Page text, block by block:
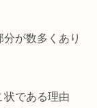
分が数多くあり
状である理由